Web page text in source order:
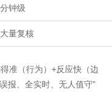
分钟级
量复核
准（行为）+反应快（边
报、全实时、无人值守”